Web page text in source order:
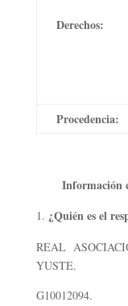
Derechos:
Procedencia:
Información
¿Quién es el
REAL
YUSTE.
G10012094.